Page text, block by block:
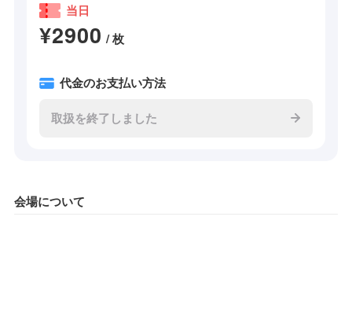
当日
¥2900 / 枚
代金のお支払い方法
取扱を終了しました
会場について